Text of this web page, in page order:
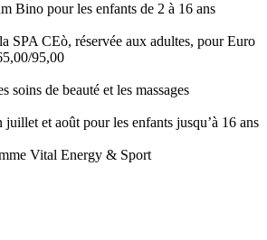
Bino pour les enfants de 2 à 16 ans
SPA CEò, réservée aux adultes, pour Euro
95,00
soins de beauté et les massages
juillet et août pour les enfants jusqu’à 16 ans
Vital Energy & Sport